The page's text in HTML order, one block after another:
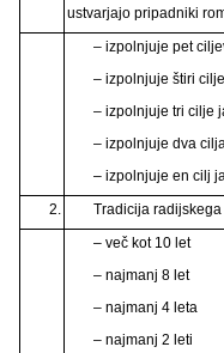
ustvarjajo pripadniki
– izpolnjuje pet
– izpolnjuje štiri
– izpolnjuje tri cilje
– izpolnjuje dva
– izpolnjuje en cilj
2.
Tradicija
– več kot 10 let
– najmanj 8 let
– najmanj 4 leta
– najmanj 2 leti